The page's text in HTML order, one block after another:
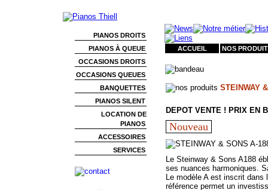
PIANOS DROITS
PIANOS À QUEUE
OCCASIONS DROITS
OCCASIONS QUEUES
BANQUETTES
PIANOS SILENT
LOCATION DE
PIANOS
ACCESSOIRES
SERVICES
ACCUEIL NOS
STEINWAY
DEPOT VENTE ! PRIX EN
Nouveau
Le Steinway & Sons A188
ses nuances harmoniques.
Le modèle A est inscrit
référence permet un